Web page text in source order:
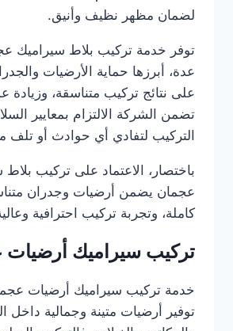
لضمان مظهر نظيف وأنيق.
توفر خدمة تركيب بلاط سيراميك
عدة، أبرزها حماية الأرضيات
على نتائج تركيب متناسقة، وزيادة
تضمن الشركة الالتزام بمعايير
التركيب لتفادي أي حوادث أو تلف
باختصار، الاعتماد على تركيب
عجمان يضمن أرضيات وجدران
كاملة، وتجربة تركيب احترافية
تركيب سيراميك
خدمة تركيب سيراميك أرضيات
توفير أرضيات متينة وجمالية داخل